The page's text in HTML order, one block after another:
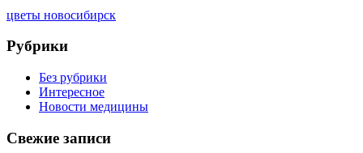
цветы новосибирск
Рубрики
Без рубрики
Интересное
Новости медицины
Свежие записи